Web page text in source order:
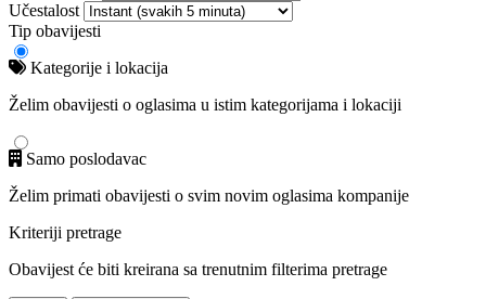
Učestalost
Tip obavijesti
Kategorije i lokacija
Želim obavijesti o oglasima u istim kategorijama i lokaciji
Samo poslodavac
Želim primati obavijesti o svim novim oglasima kompanije
Kriteriji pretrage
Obavijest će biti kreirana sa trenutnim filterima pretrage